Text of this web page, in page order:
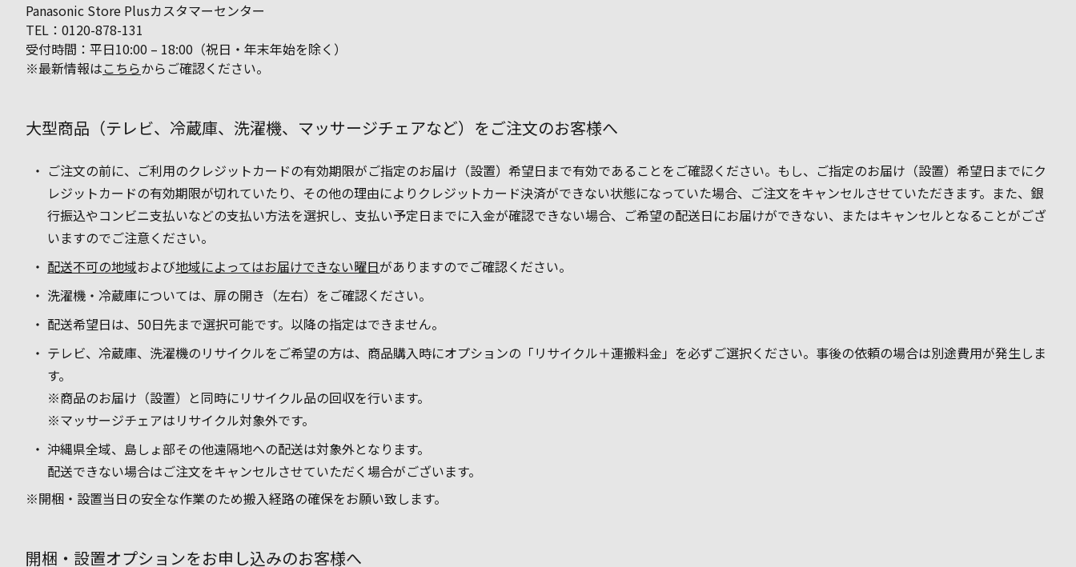
Panasonic Store Plusカスタマーセンター
TEL：0120-878-131
受付時間：平日10:00 – 18:00（祝日・年末年始を除く）
※最新情報はこちらからご確認ください。
大型商品（テレビ、冷蔵庫、洗濯機、マッサージチェアなど）をご注文のお客様へ
ご注文の前に、ご利用のクレジットカードの有効期限がご指定のお届け（設置）希望日まで有効であることをご確認ください。もし、ご指定のお届け（設置）希望日までにク
レジットカードの有効期限が切れていたり、その他の理由によりクレジットカード決済ができない状態になっていた場合、ご注文をキャンセルさせていただきます。また、銀
行振込やコンビニ支払いなどの支払い方法を選択し、支払い予定日までに入金が確認できない場合、ご希望の配送日にお届けができない、またはキャンセルとなることがござ
いますのでご注意ください。
配送不可の地域および地域によってはお届けできない曜日がありますのでご確認ください。
洗濯機・冷蔵庫については、扉の開き（左右）をご確認ください。
配送希望日は、50日先まで選択可能です。以降の指定はできません。
テレビ、冷蔵庫、洗濯機のリサイクルをご希望の方は、商品購入時にオプションの「リサイクル＋運搬料金」を必ずご選択ください。事後の依頼の場合は別途費用が発生しま
す。
※商品のお届け（設置）と同時にリサイクル品の回収を行います。
※マッサージチェアはリサイクル対象外です。
沖縄県全域、島しょ部その他遠隔地への配送は対象外となります。
配送できない場合はご注文をキャンセルさせていただく場合がございます。
※開梱・設置当日の安全な作業のため搬入経路の確保をお願い致します。
開梱・設置オプションをお申し込みのお客様へ